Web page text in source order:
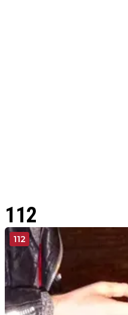
112
112